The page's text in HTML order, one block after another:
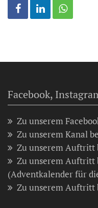
Facebook,
Zu unserem
Zu unserem Kanal
Zu unserem Auftritt
Zu unserem Auftritt
(Adventkalender für
Zu unserem Auftritt